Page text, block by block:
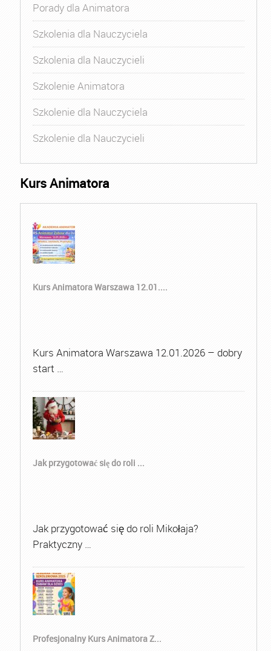
Porady dla Animatora
Szkolenia dla Nauczyciela
Szkolenia dla Nauczycieli
Szkolenie Animatora
Szkolenie dla Nauczyciela
Szkolenie dla Nauczycieli
Kurs Animatora
Kurs Animatora Warszawa 12.01....
Kurs Animatora Warszawa 12.01.2026 – dobry
start …
Jak przygotować się do roli ...
Jak przygotować się do roli Mikołaja?
Praktyczny …
Profesjonalny Kurs Animatora Z...